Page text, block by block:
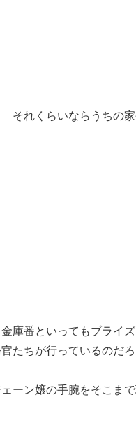
それくらいならうちの
庫番といってもブライ
たちが行っているのだ
ーン嬢の手腕をそこま